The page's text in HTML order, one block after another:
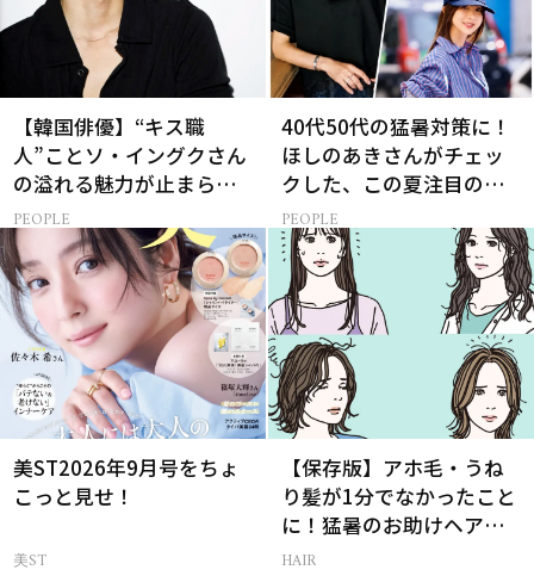
【韓国俳優】“キス職
人”ことソ・イングクさん
の溢れる魅力が止まらな
い【特別画像集】
PEOPLE
40代50代の猛暑対策に！
ほしのあきさんがチェッ
クした、この夏注目の暑
さ対策グッズ3選
PEOPLE
美ST2026年9月号をちょ
こっと見せ！
美ST
【保存版】アホ毛・うね
り髪が1分でなかったこと
に！猛暑のお助けヘアア
イテム16選
HAIR